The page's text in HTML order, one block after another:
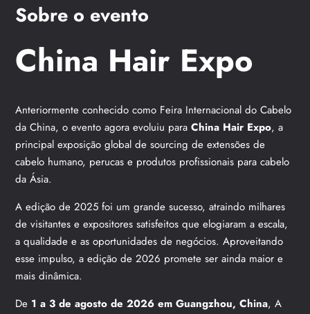
Sobre o evento
China Hair Expo
Anteriormente conhecido como Feira Internacional do Cabelo
da China, o evento agora evoluiu paraChina Hair Expo, a
principal exposição global de sourcing de extensões de
cabelo humano, perucas e produtos profissionais para cabelo
da Ásia.
A edição de 2025 foi um grande sucesso, atraindo milhares
de visitantes e expositores satisfeitos que elogiaram a escala,
a qualidade e as oportunidades de negócios. Aproveitando
esse impulso, a edição de 2026 promete ser ainda maior e
mais dinâmica.
De 1 a 3 de agosto de 2026 em Guangzhou, China, A